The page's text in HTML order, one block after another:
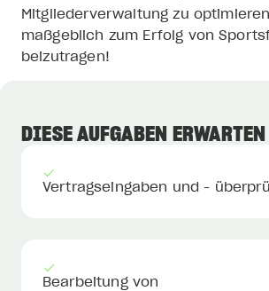
Mitgliederverwaltung zu
maßgeblich zum Erfolg von
beizutragen!
Weiterlesen
DIESE AUFGABEN
Vertragseingaben und -
Bearbeitung von